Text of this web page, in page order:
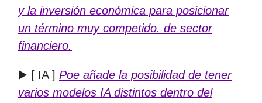
y la inversión económica para posicionar
un término muy competido. de sector
financiero.
▶️ [ IA ] Poe añade la posibilidad de tener
varios modelos IA distintos dentro del